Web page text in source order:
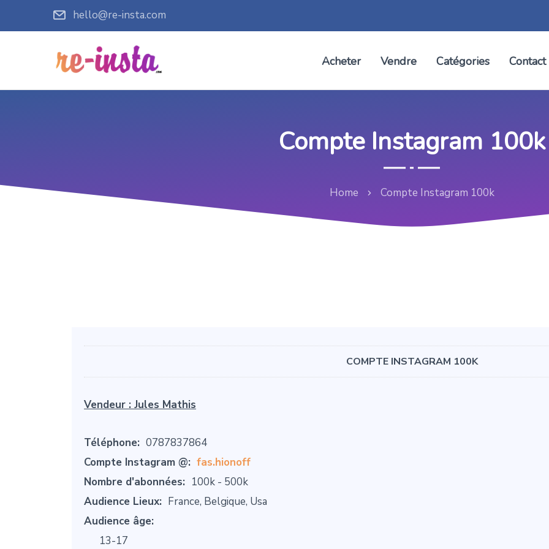
hello@re-insta.com
Acheter Vendre Catégories Contact
Compte Instagram 100k
Home Compte Instagram 100k
COMPTE INSTAGRAM 100K
Vendeur : Jules Mathis
Téléphone: 0787837864
Compte Instagram @: fas.hionoff
Nombre d'abonnées: 100k - 500k
Audience Lieux: France, Belgique, Usa
Audience âge:
13-17